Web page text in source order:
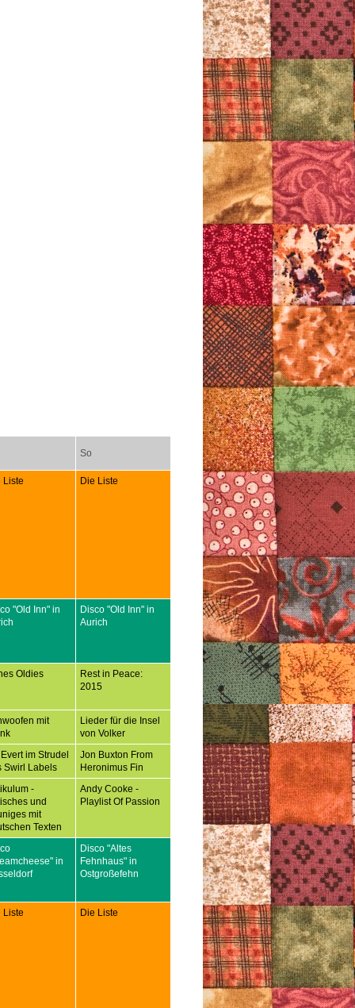
So
Liste Die Liste
"Old Inn" in
Disco "Old Inn" in
Aurich
Oldies
Rest in Peace:
2015
mit
Lieder für die Insel
von Volker
im Strudel
Swirl Labels
Jon Buxton From
Heronimus Fin
-
und
mit
Texten
Andy Cooke -
Playlist Of Passion
in
Disco "Altes
Fehnhaus" in
Ostgroßefehn
Liste Die Liste